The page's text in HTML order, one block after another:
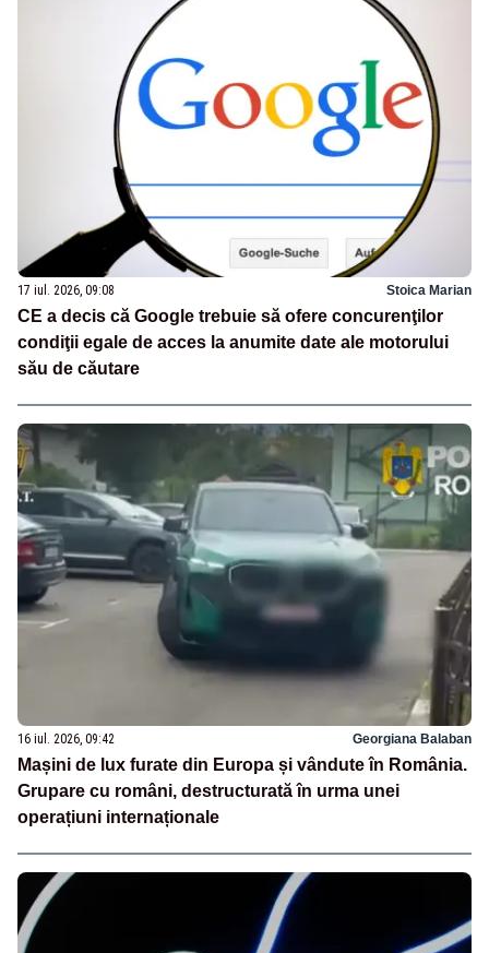
17 iul. 2026, 09:08 Stoica Marian
CE a decis că Google trebuie să ofere concurenţilor
condiţii egale de acces la anumite date ale motorului
său de căutare
16 iul. 2026, 09:42 Georgiana Balaban
Mașini de lux furate din Europa și vândute în România.
Grupare cu români, destructurată în urma unei
operațiuni internaționale